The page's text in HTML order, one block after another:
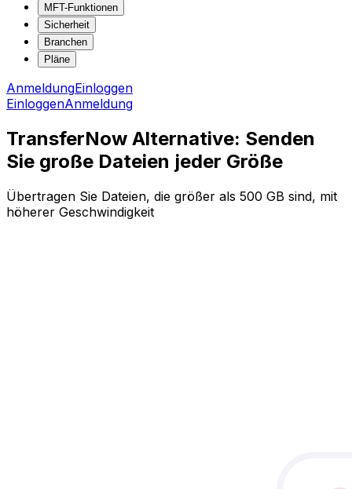
MFT-Funktionen
Sicherheit
Branchen
Pläne
AnmeldungEinloggen
EinloggenAnmeldung
TransferNow Alternative: Senden
Sie große Dateien jeder Größe
Übertragen Sie Dateien, die größer als 500 GB sind, mit
höherer Geschwindigkeit